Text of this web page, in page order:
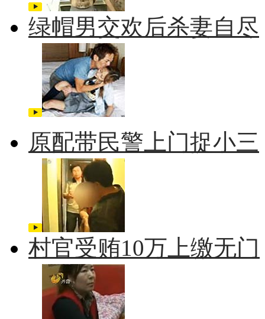
绿帽男交欢后杀妻自尽
原配带民警上门捉小三
村官受贿10万上缴无门